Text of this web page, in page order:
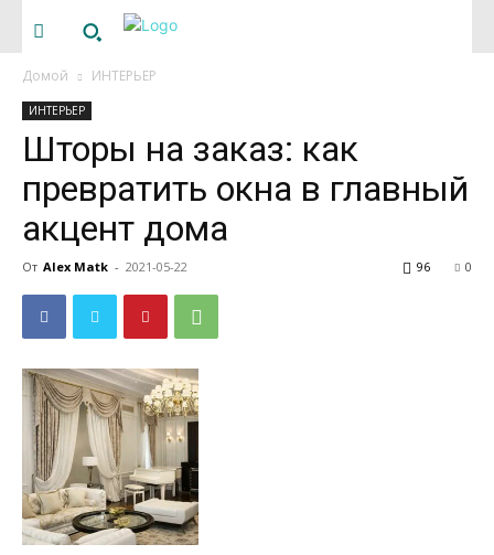
Домой ИНТЕРЬЕР
ИНТЕРЬЕР
Шторы на заказ: как
превратить окна в главный
акцент дома
От Alex Matk - 2021-05-22 0
96